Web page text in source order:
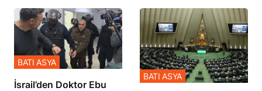
İsrail’den Doktor Ebu
BATI ASYA
BATI ASYA